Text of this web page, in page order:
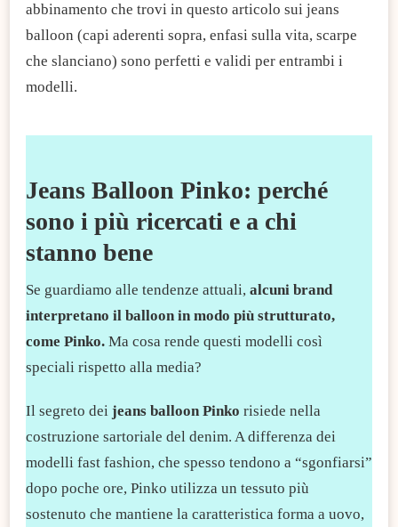
abbinamento che trovi in questo articolo sui jeans
balloon (capi aderenti sopra, enfasi sulla vita, scarpe
che slanciano) sono perfetti e validi per entrambi i
modelli.
Jeans Balloon Pinko: perché
sono i più ricercati e a chi
stanno bene
​Se guardiamo alle tendenze attuali, alcuni brand
interpretano il balloon in modo più strutturato,
come Pinko. Ma cosa rende questi modelli così
speciali rispetto alla media?
Il segreto dei jeans balloon Pinko risiede nella
costruzione sartoriale del denim. A differenza dei
modelli fast fashion, che spesso tendono a “sgonfiarsi”
dopo poche ore, Pinko utilizza un tessuto più
sostenuto che mantiene la caratteristica forma a uovo,